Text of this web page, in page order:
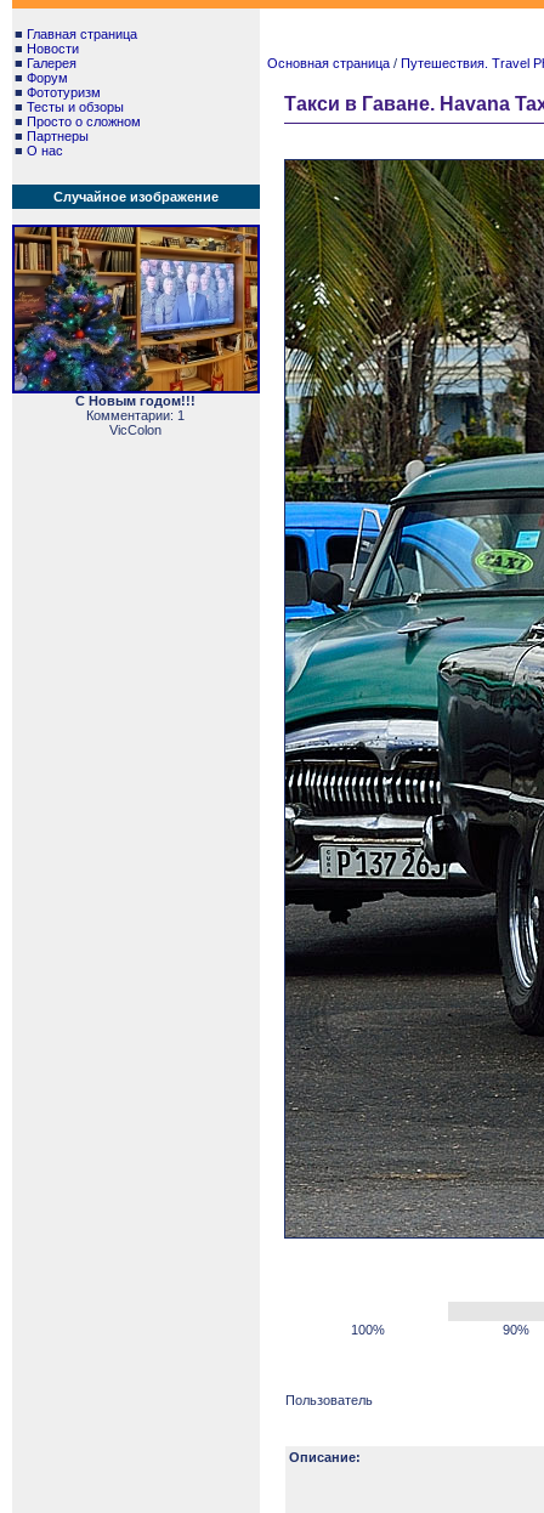
■ Главная страница
■ Новости
■ Галерея
■ Форум
■ Фототуризм
■ Тесты и обзоры
■ Просто о сложном
■ Партнеры
■ О нас
Случайное изображение
С Новым годом!!!
Комментарии: 1
VicColon
Основная страница / Путешествия. Travel
Такси в Гаване. Havana
100% 90%
Пользователь
Описание: